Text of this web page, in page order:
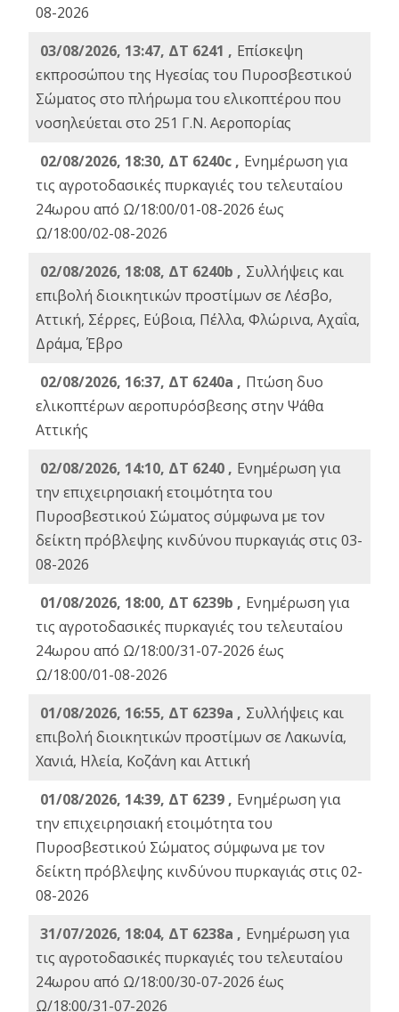
08-2026
03/08/2026, 13:47, ΔΤ 6241 , Επίσκεψη
εκπροσώπου της Ηγεσίας του Πυροσβεστικού
Σώματος στο πλήρωμα του ελικοπτέρου που
νοσηλεύεται στο 251 Γ.Ν. Αεροπορίας
02/08/2026, 18:30, ΔΤ 6240c , Ενημέρωση για
τις αγροτοδασικές πυρκαγιές του τελευταίου
24ωρου από Ω/18:00/01-08-2026 έως
Ω/18:00/02-08-2026
02/08/2026, 18:08, ΔΤ 6240b , Συλλήψεις και
επιβολή διοικητικών προστίμων σε Λέσβο,
Αττική, Σέρρες, Εύβοια, Πέλλα, Φλώρινα, Αχαΐα,
Δράμα, Έβρο
02/08/2026, 16:37, ΔΤ 6240a , Πτώση δυο
ελικοπτέρων αεροπυρόσβεσης στην Ψάθα
Αττικής
02/08/2026, 14:10, ΔΤ 6240 , Ενημέρωση για
την επιχειρησιακή ετοιμότητα του
Πυροσβεστικού Σώματος σύμφωνα με τον
δείκτη πρόβλεψης κινδύνου πυρκαγιάς στις 03-
08-2026
01/08/2026, 18:00, ΔΤ 6239b , Ενημέρωση για
τις αγροτοδασικές πυρκαγιές του τελευταίου
24ωρου από Ω/18:00/31-07-2026 έως
Ω/18:00/01-08-2026
01/08/2026, 16:55, ΔΤ 6239a , Συλλήψεις και
επιβολή διοικητικών προστίμων σε Λακωνία,
Χανιά, Ηλεία, Κοζάνη και Αττική
01/08/2026, 14:39, ΔΤ 6239 , Ενημέρωση για
την επιχειρησιακή ετοιμότητα του
Πυροσβεστικού Σώματος σύμφωνα με τον
δείκτη πρόβλεψης κινδύνου πυρκαγιάς στις 02-
08-2026
31/07/2026, 18:04, ΔΤ 6238a , Ενημέρωση για
τις αγροτοδασικές πυρκαγιές του τελευταίου
24ωρου από Ω/18:00/30-07-2026 έως
Ω/18:00/31-07-2026